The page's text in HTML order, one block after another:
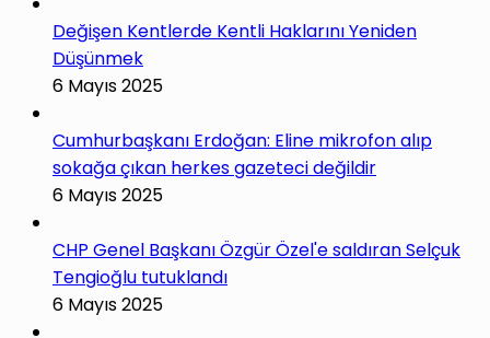
Değişen Kentlerde Kentli Haklarını Yeniden
Düşünmek
6 Mayıs 2025
Cumhurbaşkanı Erdoğan: Eline mikrofon alıp
sokağa çıkan herkes gazeteci değildir
6 Mayıs 2025
CHP Genel Başkanı Özgür Özel'e saldıran Selçuk
Tengioğlu tutuklandı
6 Mayıs 2025